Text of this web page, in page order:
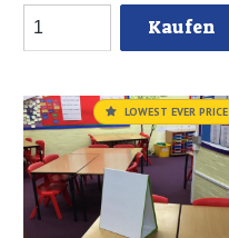
Kaufen
LOWEST EVER PRICE